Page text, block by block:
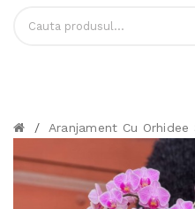
/ Aranjament Cu